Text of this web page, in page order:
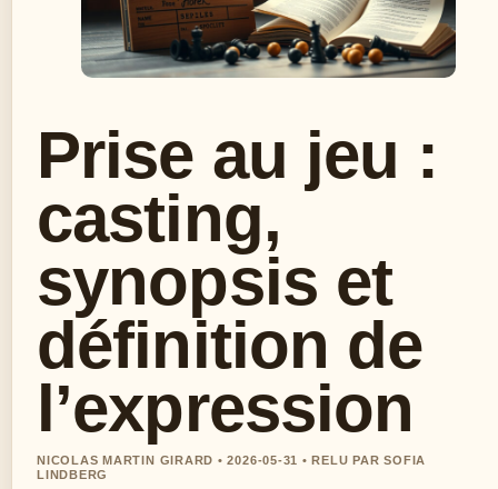
Prise au jeu :
casting,
synopsis et
définition de
l’expression
NICOLAS MARTIN GIRARD • 2026-05-31 • RELU PAR SOFIA
LINDBERG